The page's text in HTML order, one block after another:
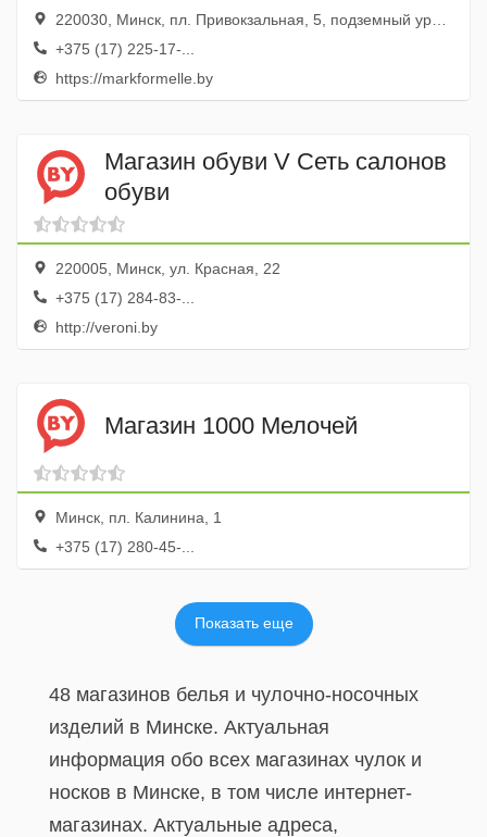
220030, Минск, пл. Привокзальная, 5, подземный уровень
+375 (17) 225-17-...
https://markformelle.by
Магазин обуви V Сеть салонов
обуви
220005, Минск, ул. Красная, 22
+375 (17) 284-83-...
http://veroni.by
Магазин 1000 Мелочей
Минск, пл. Калинина, 1
+375 (17) 280-45-...
Показать еще
48 магазинов белья и чулочно-носочных
изделий в Минске. Актуальная
информация обо всех магазинах чулок и
носков в Минске, в том числе интернет-
магазинах. Актуальные адреса,